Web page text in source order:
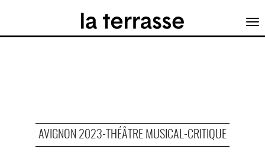
AVIGNON 2023-THÉÂTRE MUSICAL-CRITIQUE